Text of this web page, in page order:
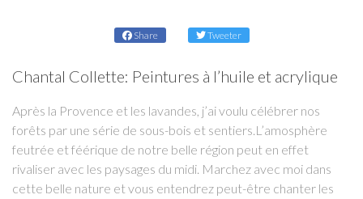
Share Tweeter
Chantal Collette: Peintures à l’huile et acrylique
Après la Provence et les lavandes, j’ai voulu célébrer nos
forêts par une série de sous-bois et sentiers.L’amosphère
feutrée et féérique de notre belle région peut en effet
rivaliser avec les paysages du midi. Marchez avec moi dans
cette belle nature et vous entendrez peut-être chanter les